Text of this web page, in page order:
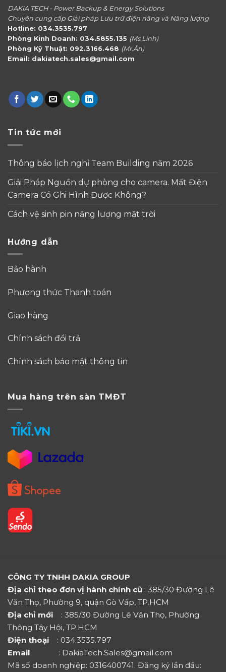
DAKIA TECH - Power Backup & Energy Solutions
Chuyên cung cấp Giải pháp Lưu trữ điện năng và Năng lượng
Hotline: 034.3535.797
Phòng Kinh Doanh: 034.5855.135 (Ms.Linh)
Phòng Kỹ Thuật: 092.3166.468 (Mr.Ân)
Email: dakiatech.sales@gmail.com
Tin tức mới
Thông báo lịch nghỉ Team Building năm 2026
Giải Pháp Nguồn dự phòng cho camera. Mất Điện
Camera Có Ghi Hình Được Không?
Cách vệ sinh pin năng lượng mặt trời
Hướng dẫn
Bảo hành
Phương thức Thanh toán
Giao hàng
Chính sách đổi trả
Chính sách bảo mật thông tin
Mua hàng trên sàn TMĐT
CÔNG TY TNHH DAKIA GROUP
Địa chỉ theo đơn vị hành chính cũ : 385/30 Đường Lê
Văn Thọ, Phường 9, quận Gò Vấp, TP.HCM
Địa chỉ mới
: 385/30 Đường Lê Văn Thọ, Phường
Thông Tây Hội, TP.HCM
Điện thoại : 034.3535.797
Email : DakiaTech.Sales@gmail.com
Mã số doanh nghiệp: 0316400741. Đăng ký lần đầu: